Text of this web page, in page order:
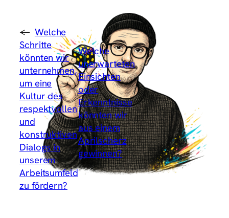
← Welche
Schritte
könnten wir
unternehmen,
um eine
Kultur des
respektvollen
und
konstruktiven
Dialogs in
unserem
Arbeitsumfeld
zu fördern?
Welche
unerwarteten
Einsichten
oder
Erkenntnisse
könnten wir
aus einem
Aprilscherz
gewinnen?
→